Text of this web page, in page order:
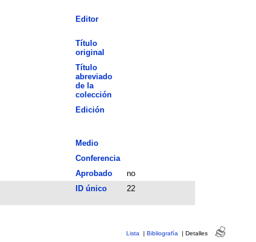
Editor
Título
original
Título
abreviado
de la
colección
Edición
Medio
Conferencia
Aprobado
no
ID único 22
Lista | Bibliografía | Detalles